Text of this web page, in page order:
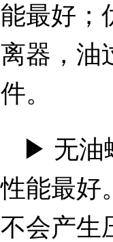
能最好；
离器，油
件。
▶ 无油
性能最好
不会产生